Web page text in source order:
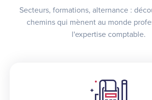
Secteurs, formations, alternance :
chemins qui mènent au monde
l'expertise comptable.